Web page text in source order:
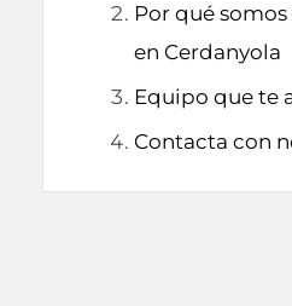
Por qué
en Cerdanyola
Equipo que te
Contacta con